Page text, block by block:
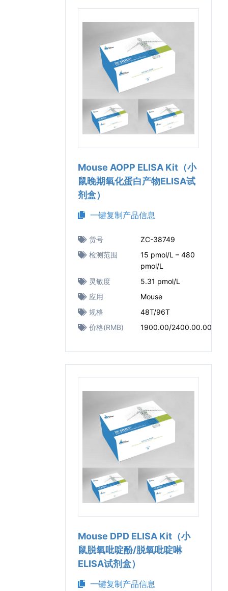
Mouse AOPP ELISA Kit（小
鼠晚期氧化蛋白产物ELISA试
剂盒）
一键复制产品信息
货号
ZC-38749
检测范围
15 pmol/L – 480
pmol/L
灵敏度
5.31 pmol/L
应用
Mouse
规格
48T/96T
价格(RMB)
1900.00/2400.00.00
Mouse DPD ELISA Kit（小
鼠脱氧吡啶酚/脱氧吡啶啉
ELISA试剂盒）
一键复制产品信息